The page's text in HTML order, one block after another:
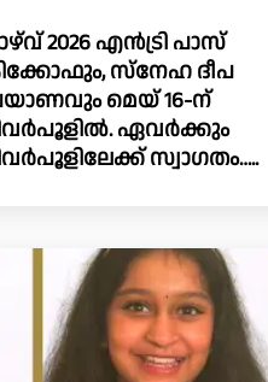
2026 എൻട്രി പാസ്
സ്നേഹ ദീപ
മെയ് 16-ന്
ഏവർക്കും
സ്വാഗതം…..